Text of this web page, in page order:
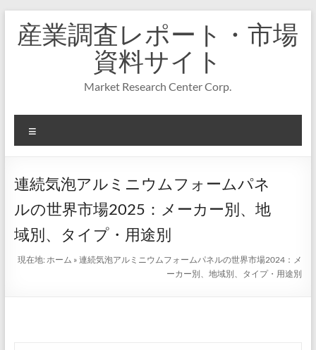
キ
プ
産業調査レポート・市場
資料サイト
Market Research Center Corp.
ニ
ー
連続気泡アルミニウムフォームパネ
ルの世界市場2025：メーカー別、地
域別、タイプ・用途別
現在地:ホーム »連続気泡アルミニウムフォームパネルの世界市場2024：メ
ーカー別、地域別、タイプ・用途別